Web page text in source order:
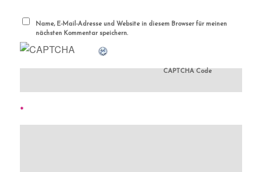
Name, E-Mail-Adresse und Website in diesem Browser für meinen
nächsten Kommentar speichern.
CAPTCHA Code
*